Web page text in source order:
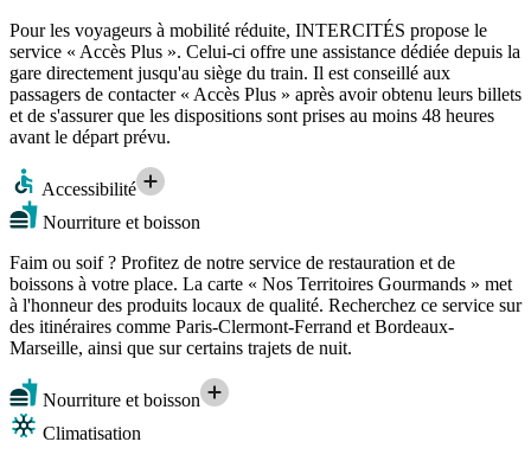
Pour les voyageurs à mobilité réduite, INTERCITÉS propose le
service « Accès Plus ». Celui-ci offre une assistance dédiée depuis la
gare directement jusqu'au siège du train. Il est conseillé aux
passagers de contacter « Accès Plus » après avoir obtenu leurs billets
et de s'assurer que les dispositions sont prises au moins 48 heures
avant le départ prévu.
Accessibilité
Nourriture et boisson
Faim ou soif ? Profitez de notre service de restauration et de
boissons à votre place. La carte « Nos Territoires Gourmands » met
à l'honneur des produits locaux de qualité. Recherchez ce service sur
des itinéraires comme Paris-Clermont-Ferrand et Bordeaux-
Marseille, ainsi que sur certains trajets de nuit.
Nourriture et boisson
Climatisation